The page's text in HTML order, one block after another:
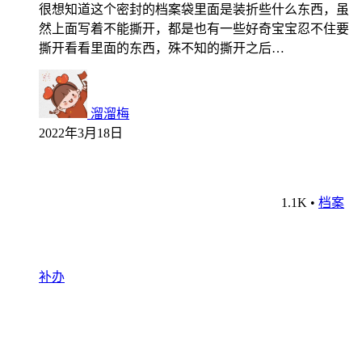
很想知道这个密封的档案袋里面是装折些什么东西，虽
然上面写着不能撕开，都是也有一些好奇宝宝忍不住要
撕开看看里面的东西，殊不知的撕开之后…
溜溜梅
2022年3月18日
1.1K • 档案
补办